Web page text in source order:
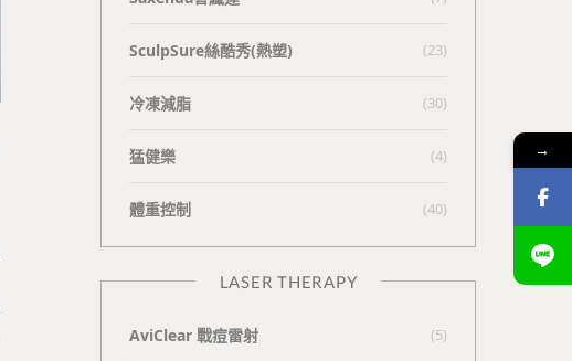
SculpSure絲酷秀(熱塑) (23)
冷凍減脂 (30)
猛健樂 (4)
體重控制 (40)
LASER THERAPY
AviClear 戰痘雷射 (5)
→